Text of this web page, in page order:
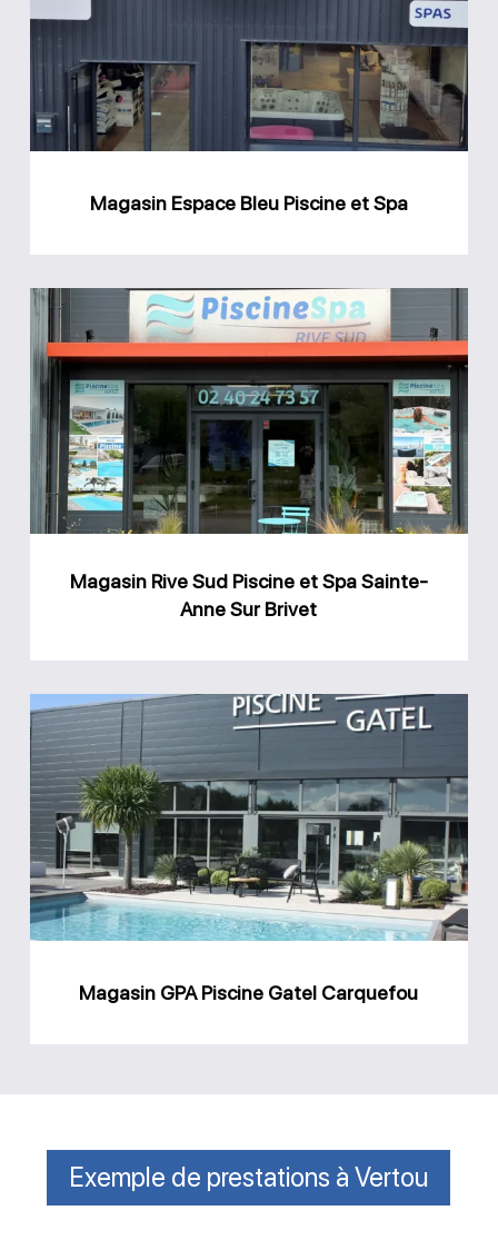
Piscine
et
Spa
Magasin Espace Bleu Piscine et Spa
Magasin
Rive
Sud
Piscine
et
Spa
Sainte-
Sur
Magasin Rive Sud Piscine et Spa Sainte-
Anne Sur Brivet
Magasin
Piscine
Gatel
Carquefou
Magasin GPA Piscine Gatel Carquefou
Exemple de prestations à Vertou